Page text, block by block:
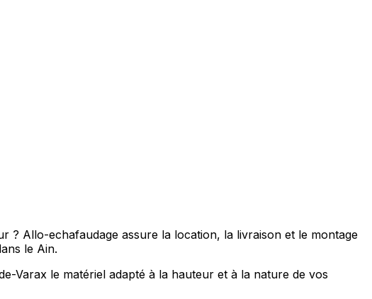
? Allo-echafaudage assure la location, la livraison et le montage
le Ain.
Varax le matériel adapté à la hauteur et à la nature de vos